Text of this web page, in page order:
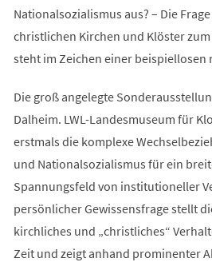
Nationalsozialismus aus? – Die
christlichen Kirchen und Klöster
steht im Zeichen einer beispiellosen
Die groß angelegte
Dalheim. LWL-Landesmuseum für
erstmals die komplexe
und Nationalsozialismus für ein
Spannungsfeld von institutioneller
persönlicher Gewissensfrage stellt
kirchliches und „christliches“
Zeit und zeigt anhand prominenter